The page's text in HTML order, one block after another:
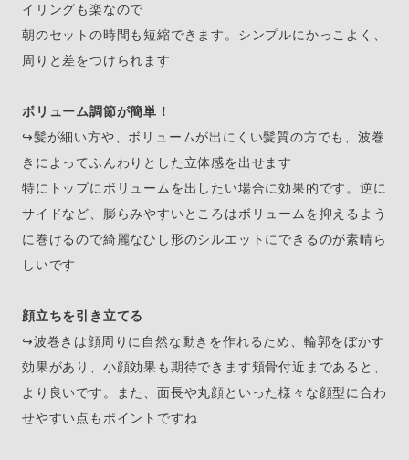
イリングも楽なので
朝のセットの時間も短縮できます。シンプルにかっこよく、
周りと差をつけられます
ボリューム調節が簡単！
↪︎髪が細い方や、ボリュームが出にくい髪質の方でも、波巻
きによってふんわりとした立体感を出せます
特にトップにボリュームを出したい場合に効果的です。逆に
サイドなど、膨らみやすいところはボリュームを抑えるよう
に巻けるので綺麗なひし形のシルエットにできるのが素晴ら
しいです
顔立ちを引き立てる
↪︎波巻きは顔周りに自然な動きを作れるため、輪郭をぼかす
効果があり、小顔効果も期待できます頬骨付近まであると、
より良いです。また、面長や丸顔といった様々な顔型に合わ
せやすい点もポイントですね